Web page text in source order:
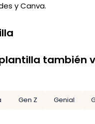
y Canva.
también
Gen Z Genial